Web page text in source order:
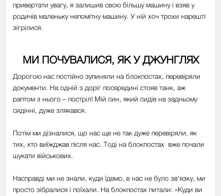
привертати увагу, я залишив свою більшу машину і взяв у
родичів маленьку непомітну машину. У ній хоч трохи нарешті
зігрілися.
МИ ПОЧУВАЛИСЯ, ЯК У ДЖУНГЛЯХ
Дорогою нас постійно зупиняли на блокпостах, перевіряли
документи. На одній з доріг посередині стояв танк, аж
раптом з нього – постріл! Мій син, який сидів на задньому
сидінні, дуже злякався.
Потім ми дізналися, що нас ще не так дуже перевіряли, як
тих, хто виїжджав після нас. Тоді на блокпостах вже почали
шукати військових.
Насправді ми не знали, куди їдемо, в нас не було зв’язку, ми
просто зібралися і поїхали. На блокпостах питали: «Куди ви